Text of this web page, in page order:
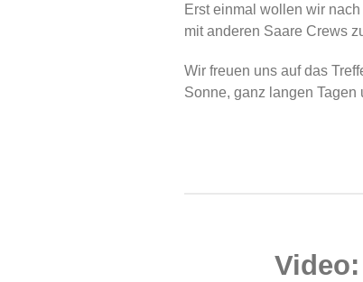
Erst einmal wollen wir
mit anderen Saare Crews
Wir freuen uns auf das
Sonne, ganz langen Tagen